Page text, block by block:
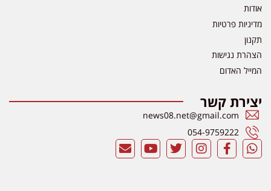
אודות
מדיניות פרטיות
תקנון
הצהרת נגישות
המייל האדום
יצירת קשר
news08.net@gmail.com
054-9759222